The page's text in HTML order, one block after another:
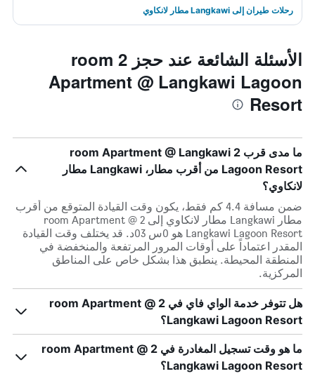
رحلات طيران إلى Langkawi مطار لانكاوي
الأسئلة الشائعة عند حجز 2 room
Apartment @ Langkawi Lagoon
Resort
ما مدى قرب 2 room Apartment @ Langkawi
Lagoon Resort من أقرب مطار، Langkawi مطار
لانكاوي؟
ضمن مسافة 4.4 كم فقط، يكون وقت القيادة المتوقع من أقرب
مطار Langkawi مطار لانكاوي إلى 2 room Apartment @
Langkawi Lagoon Resort هو 0س 03د. قد يختلف وقت القيادة
المقدر اعتماداً على أوقات المرور المرتفعة والمنخفضة في
المنطقة المحيطة. ينطبق هذا بشكل خاص على المناطق
المركزية.
هل تتوفر خدمة الواي فاي في 2 room Apartment @
Langkawi Lagoon Resort؟
ما هو وقت تسجيل المغادرة في 2 room Apartment @
Langkawi Lagoon Resort؟